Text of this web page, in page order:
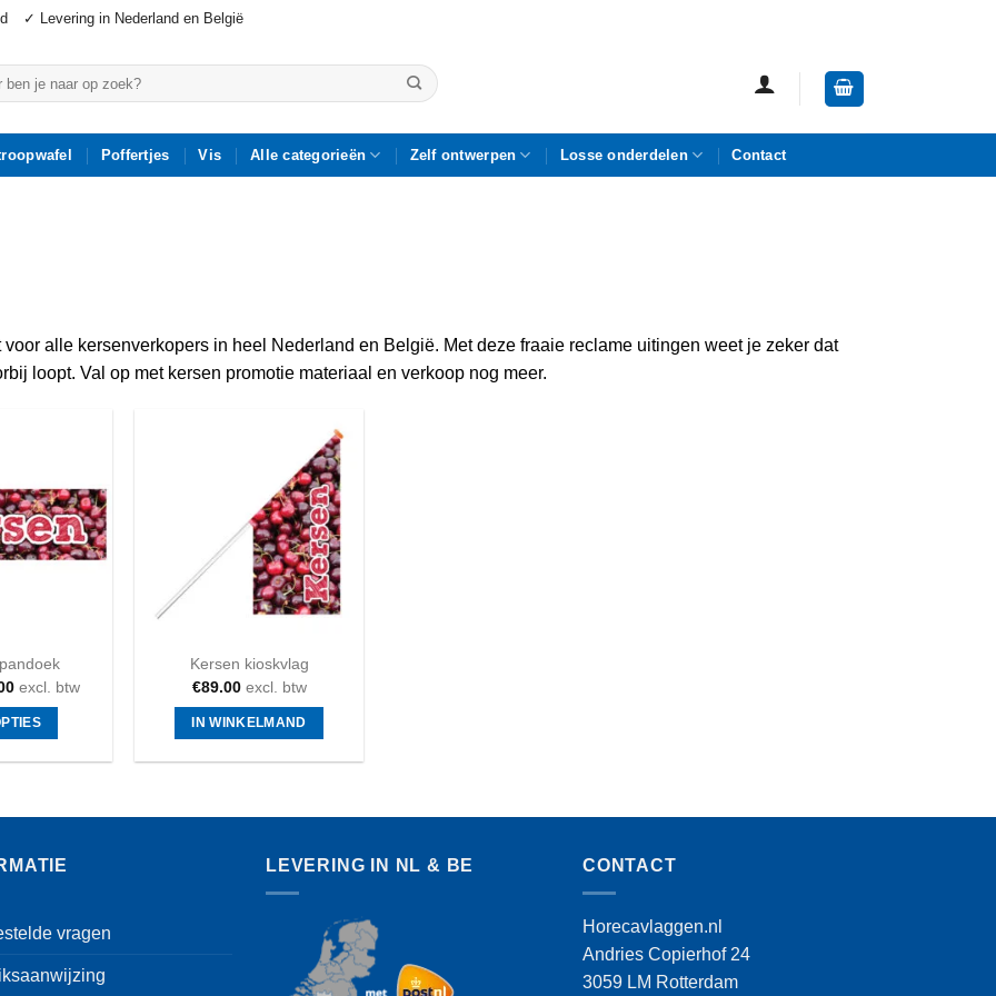
✓ Levering in Nederland en België
Poffertjes Vis Alle categorieën Zelf ontwerpen Losse onderdelen Contact
alle kersenverkopers in heel Nederland en België. Met deze fraaie reclame uitingen weet je zeker dat
loopt. Val op met kersen promotie materiaal en verkoop nog meer.
excl. btw
worden
Kersen kioskvlag
€89.00excl. btw
IN WINKELMAND
vragen
LEVERING IN NL & BE CONTACT
Horecavlaggen.nl
Andries Copierhof 24
3059 LM Rotterdam